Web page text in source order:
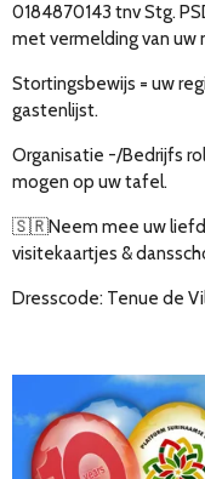
0184870143 tnv Stg.
met vermelding van uw
Stortingsbewijs = uw
gastenlijst.
Organisatie -/Bedrijfs
mogen op uw tafel.
🇸🇷Neem mee uw
visitekaartjes &
Dresscode: Tenue de